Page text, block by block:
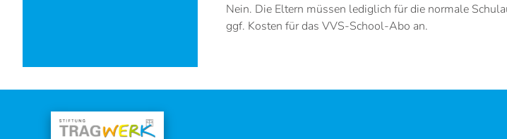
Nein. Die Eltern müssen lediglich für die normale
ggf. Kosten für das VVS-School-Abo an.